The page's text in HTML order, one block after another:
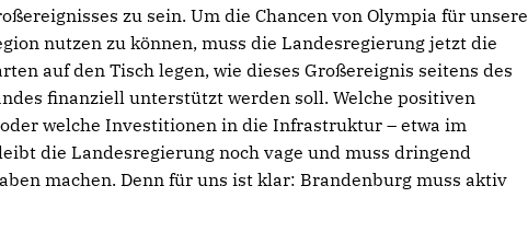
zu sein. Um die Chancen von Olympia für unsere
nutzen zu können, muss die Landesregierung jetzt die
auf den Tisch legen, wie dieses Großereignis seitens des
finanziell unterstützt werden soll. Welche positiven
welche Investitionen in die Infrastruktur – etwa im
die Landesregierung noch vage und muss dringend
machen. Denn für uns ist klar: Brandenburg muss aktiv